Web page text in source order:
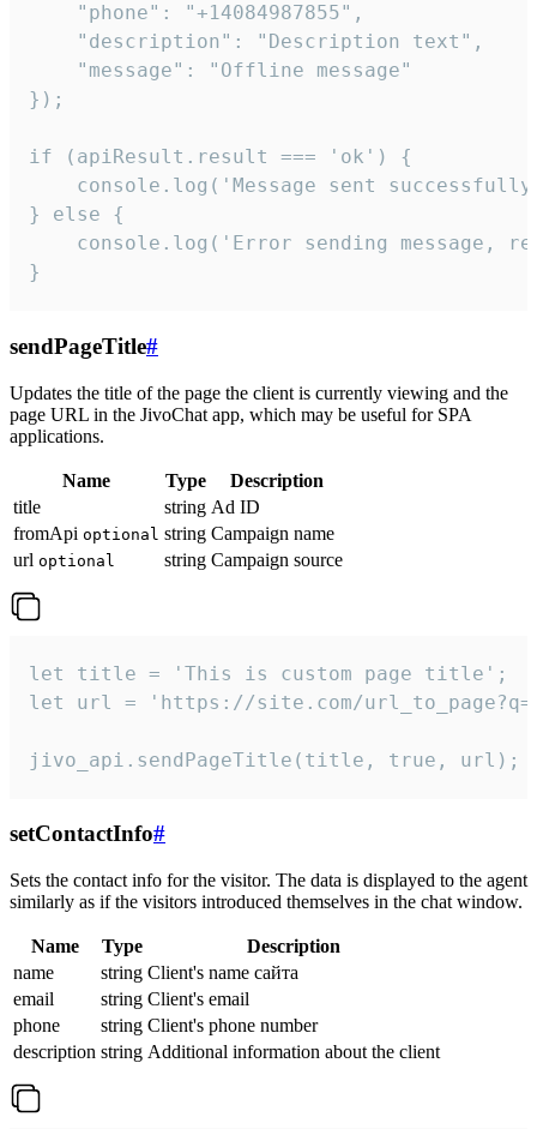
    "phone": "+14084987855",
    "description": "Description text",
    "message": "Offline message"
});
if (apiResult.result === 'ok') {
console.log('Message sent
} else {
console.log('Error sending message,
}
sendPageTitle#
Updates the title of the page the client is currently viewing and the
page URL in the JivoChat app, which may be useful for SPA
applications.
Name Type
Description
title
string Ad ID
fromApi optional string Campaign name
url optional string Campaign source
let title = 'This is custom page title';
let url = 'https://site.com/
jivo_api.sendPageTitle(title, true, url);
setContactInfo#
Sets the contact info for the visitor. The data is displayed to the agent
similarly as if the visitors introduced themselves in the chat window.
Name Type
Description
name
string Client's name сайта
email
string Client's email
phone
string Client's phone number
description string Additional information about the client